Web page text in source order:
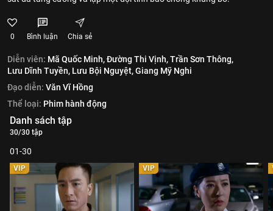
0 Bình luận Chia sẻ
Diễn viên: Mã Quốc Minh,Đường Thi Vịnh,Trần Sơn Thông,
Lưu Dĩnh Tuyền, Lưu Bội Nguyệt,Giang Mỹ Nghi
Đạo diễn: Văn Vĩ Hồng
Thể loại: Phim hành động
Danh sách tập
30/30 tập
01-30
VIP VIP